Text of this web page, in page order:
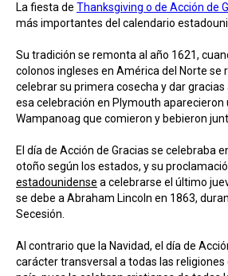
La fiesta de Thanksgiving o de Acción de
más importantes del calendario
Su tradición se remonta al año 1621,
colonos ingleses en América del Norte se
celebrar su primera cosecha y dar gracias
esa celebración en Plymouth aparecieron
Wampanoag que comieron y bebieron
El día de Acción de Gracias se celebraba
otoño según los estados, y su
estadounidense a celebrarse el último
se debe a Abraham Lincoln en 1863,
Secesión.
Al contrario que la Navidad, el día de
carácter transversal a todas las religiones